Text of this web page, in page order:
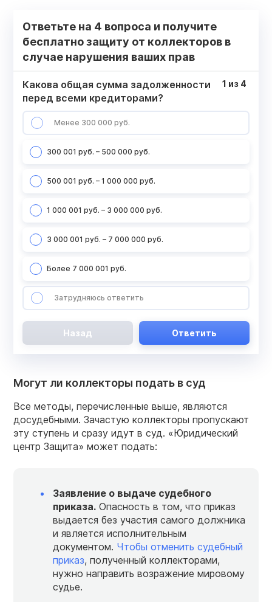
Ответьте на 4 вопроса и получите
бесплатно защиту от коллекторов в
случае нарушения ваших прав
Какова общая сумма задолженности
перед всеми кредиторами?
Менее 300 000 руб.
300 001 руб. – 500 000 руб.
500 001 руб. – 1 000 000 руб.
1 000 001 руб. – 3 000 000 руб.
3 000 001 руб. – 7 000 000 руб.
Более 7 000 001 руб.
Затрудняюсь ответить
1 из 4
Назад Ответить
Могут ли коллекторы подать в суд
Все методы, перечисленные выше, являются
досудебными. Зачастую коллекторы пропускают
эту ступень и сразу идут в суд. «Юридический
центр Защита» может подать:
Заявление о выдаче судебного
приказа. Опасность в том, что приказ
выдается без участия самого должника
и является исполнительным
документом. Чтобы отменить судебный
приказ, полученный коллекторами,
нужно направить возражение мировому
судье.